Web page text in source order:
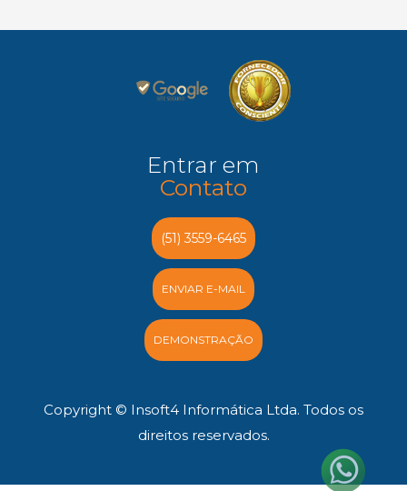
Entrar em
Contato
(51) 3559-6465
ENVIAR E-MAIL
DEMONSTRAÇÃO
Copyright © Insoft4 Informática Ltda. Todos os
direitos reservados.